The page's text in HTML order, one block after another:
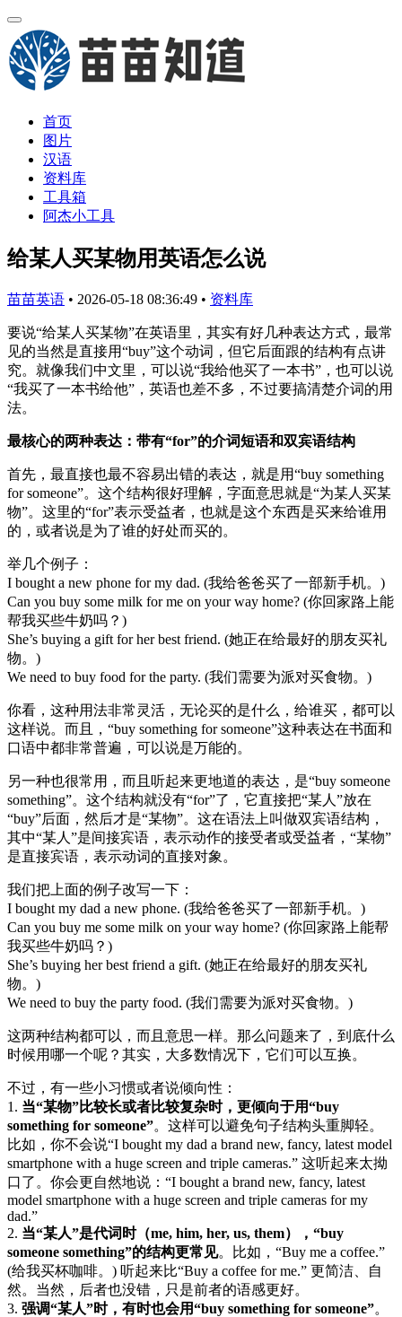
首页
图片
汉语
资料库
工具箱
阿杰小工具
给某人买某物用英语怎么说
苗苗英语 • 2026-05-18 08:36:49 • 资料库
要说“给某人买某物”在英语里，其实有好几种表达方式，最常
见的当然是直接用“buy”这个动词，但它后面跟的结构有点讲
究。就像我们中文里，可以说“我给他买了一本书”，也可以说
“我买了一本书给他”，英语也差不多，不过要搞清楚介词的用
法。
最核心的两种表达：带有“for”的介词短语和双宾语结构
首先，最直接也最不容易出错的表达，就是用“buy something
for someone”。这个结构很好理解，字面意思就是“为某人买某
物”。这里的“for”表示受益者，也就是这个东西是买来给谁用
的，或者说是为了谁的好处而买的。
举几个例子：
I bought a new phone for my dad. (我给爸爸买了一部新手机。)
Can you buy some milk for me on your way home? (你回家路上能
帮我买些牛奶吗？)
She’s buying a gift for her best friend. (她正在给最好的朋友买礼
物。)
We need to buy food for the party. (我们需要为派对买食物。)
你看，这种用法非常灵活，无论买的是什么，给谁买，都可以
这样说。而且，“buy something for someone”这种表达在书面和
口语中都非常普遍，可以说是万能的。
另一种也很常用，而且听起来更地道的表达，是“buy someone
something”。这个结构就没有“for”了，它直接把“某人”放在
“buy”后面，然后才是“某物”。这在语法上叫做双宾语结构，
其中“某人”是间接宾语，表示动作的接受者或受益者，“某物”
是直接宾语，表示动词的直接对象。
我们把上面的例子改写一下：
I bought my dad a new phone. (我给爸爸买了一部新手机。)
Can you buy me some milk on your way home? (你回家路上能帮
我买些牛奶吗？)
She’s buying her best friend a gift. (她正在给最好的朋友买礼
物。)
We need to buy the party food. (我们需要为派对买食物。)
这两种结构都可以，而且意思一样。那么问题来了，到底什么
时候用哪一个呢？其实，大多数情况下，它们可以互换。
不过，有一些小习惯或者说倾向性：
1. 当“某物”比较长或者比较复杂时，更倾向于用“buy
something for someone”。这样可以避免句子结构头重脚轻。
比如，你不会说“I bought my dad a brand new, fancy, latest model
smartphone with a huge screen and triple cameras.” 这听起来太拗
口了。你会更自然地说：“I bought a brand new, fancy, latest
model smartphone with a huge screen and triple cameras for my
dad.”
2. 当“某人”是代词时（me, him, her, us, them），“buy
someone something”的结构更常见。比如，“Buy me a coffee.”
(给我买杯咖啡。) 听起来比“Buy a coffee for me.” 更简洁、自
然。当然，后者也没错，只是前者的语感更好。
3. 强调“某人”时，有时也会用“buy something for someone”。